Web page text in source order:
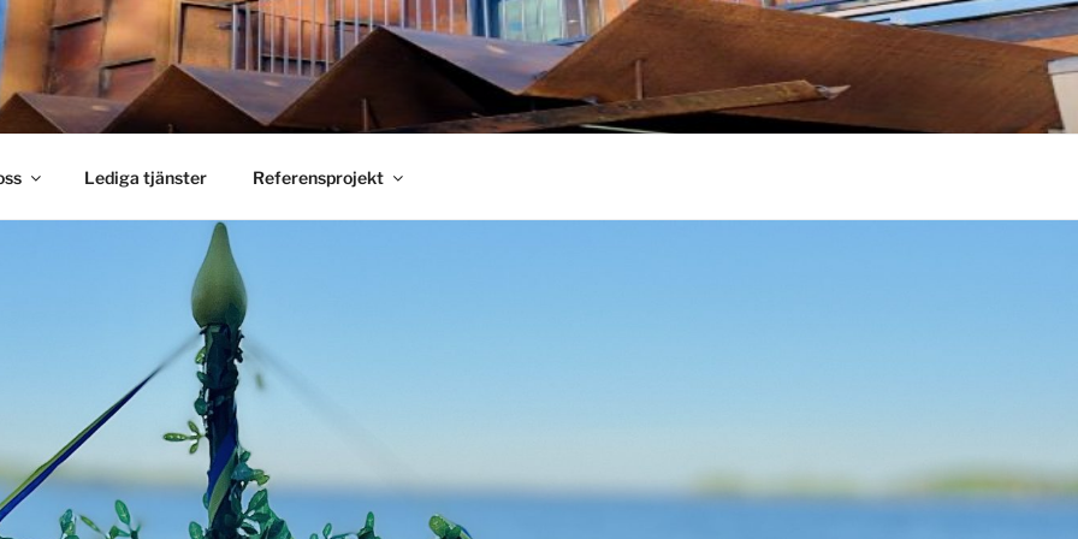
SMIDE
Lediga tjänster Referensprojekt